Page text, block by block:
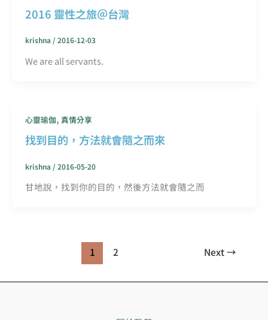
2016 靈性之旅＠台灣
krishna /2016-12-03
We are all servants.
心靈瑜伽, 真情分享
找到目的，方法就會隨之而來
krishna /2016-05-20
甘地說，找到你的目的，然後方法就會隨之而
1 2 Next→